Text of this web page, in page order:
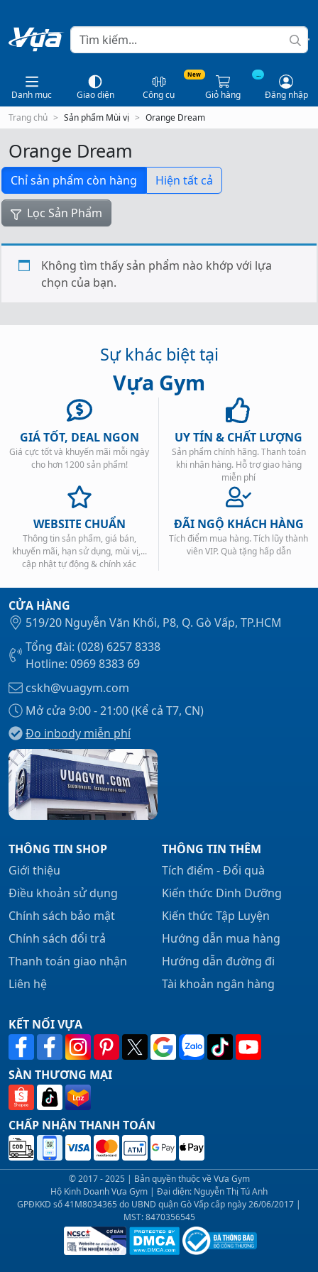
Danh mục Giao diện
New
Công cụ
...
Giỏ hàng
Đăng nhập
Trang chủ
Sản phẩm Mùi vị Orange Dream
Orange Dream
Chỉ sản phẩm còn hàng Hiện tất cả
Lọc Sản Phẩm
Không tìm thấy sản phẩm nào khớp với lựa
chọn của bạn.
Sự khác biệt tại
Vựa Gym
GIÁ TỐT, DEAL NGON
Giá cực tốt và khuyến mãi mỗi ngày
cho hơn 1200 sản phẩm!
UY TÍN & CHẤT LƯỢNG
Sản phẩm chính hãng. Thanh toán
khi nhận hàng. Hỗ trợ giao hàng
miễn phí
WEBSITE CHUẨN
Thông tin sản phẩm, giá bán,
khuyến mãi, hạn sử dụng, mùi vị,...
cập nhật tự động & chính xác
ĐÃI NGỘ KHÁCH HÀNG
Tích điểm mua hàng. Tích lũy thành
viên VIP. Quà tặng hấp dẫn
CỬA HÀNG
519/20 Nguyễn Văn Khối, P8, Q. Gò Vấp, TP.HCM
Tổng đài: (028) 6257 8338
Hotline: 0969 8383 69
cskh@vuagym.com
Mở cửa 9:00 - 21:00 (Kể cả T7, CN)
Đo inbody miễn phí
THÔNG TIN SHOP
Giới thiệu
Điều khoản sử dụng
Chính sách bảo mật
Chính sách đổi trả
Thanh toán giao nhận
Liên hệ
THÔNG TIN THÊM
Tích điểm - Đổi quà
Kiến thức Dinh Dưỡng
Kiến thức Tập Luyện
Hướng dẫn mua hàng
Hướng dẫn đường đi
Tài khoản ngân hàng
KẾT NỐI VỰA
SÀN THƯƠNG MẠI
CHẤP NHẬN THANH TOÁN
© 2017 - 2025 | Bản quyền thuộc về Vựa Gym
Hộ Kinh Doanh Vựa Gym | Đại diện: Nguyễn Thị Tú Anh
GPĐKKD số 41M8034365 do UBND quận Gò Vấp cấp ngày 26/06/2017 |
MST: 8470356545